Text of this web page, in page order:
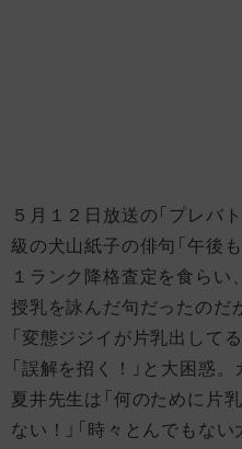
５月１２日放送の「プレバ
級の犬山紙子の俳句「午後
１ランク降格査定を食らい
授乳を詠んだ句だったのだ
「変態ジジイが片乳出して
「誤解を招く！」と大困惑
夏井先生は「何のために片
ない！」「時々とんでもな